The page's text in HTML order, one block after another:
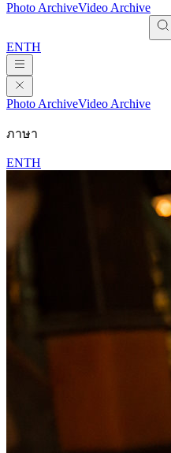
Photo ArchiveVideo Archive
ENTH
Photo ArchiveVideo Archive
ภาษา
ENTH